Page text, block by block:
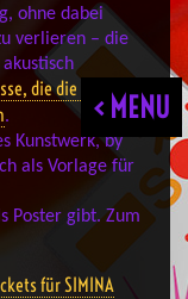
< MENU
ohne dabei
verlieren – die
die die Welt
.
Kunstwerk, by
als Vorlage für
Poster gibt. Zum
für SIMINA